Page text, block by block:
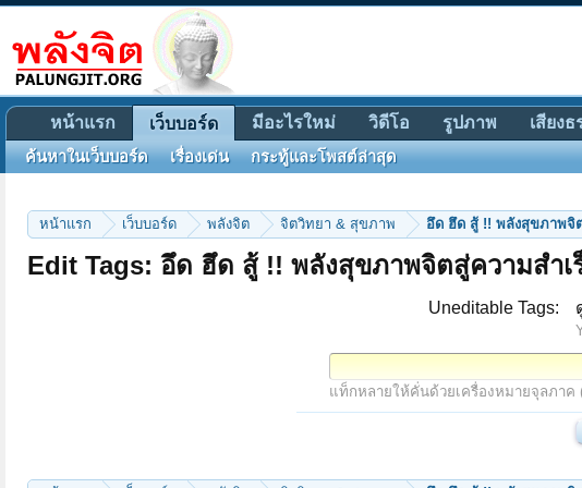
หน้าแรก เว็บบอร์ด พลังจิต จิตวิทยา & สุขภาพ อึด ฮึด สู้ !! พลังสุขภาพจิ
Edit Tags: อึด ฮึด สู้ !! พลังสุขภาพจิตสู่ความสำเ
Uneditable Tags:
แท็กหลายให้คั่นด้วยเครื่องหมายจุลภาค
หน้าแรก เว็บบอร์ด
ค้นหาในเว็บบอร์ด เรื่องเด่น กระทู้และโพสต์ล่าสุด
มีอะไรใหม่ วิดีโอ รูปภาพ เสียงธ